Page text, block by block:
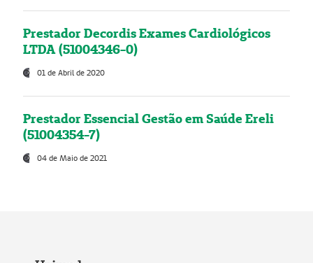
Prestador Decordis Exames Cardiológicos
LTDA (51004346-0)
01 de Abril de 2020
Prestador Essencial Gestão em Saúde Ereli
(51004354-7)
04 de Maio de 2021